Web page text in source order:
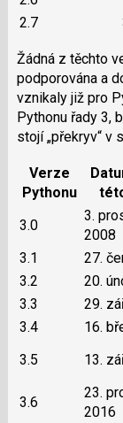
2.7
Žádná z těchto
podporována a
vznikaly již pro
Pythonu řady 3,
stojí „překryv“ v
Verze
Pythonu
3.0
3.
2008
3.1
27.
3.2
20.
3.3
29.
3.4
16.
3.5
13.
3.6
23.
2016